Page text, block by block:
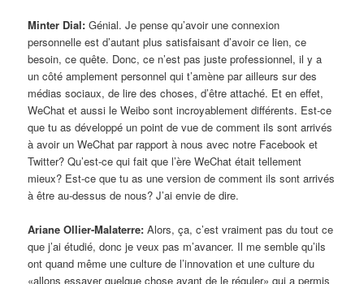
Minter Dial:Génial. Je pense qu’avoir une connexion
personnelle est d’autant plus satisfaisant d’avoir ce lien, ce
besoin, ce quête. Donc, ce n’est pas juste professionnel, il y a
un côté amplement personnel qui t’amène par ailleurs sur des
médias sociaux, de lire des choses, d’être attaché. Et en effet,
WeChat et aussi le Weibo sont incroyablement différents. Est-ce
que tu as développé un point de vue de comment ils sont arrivés
à avoir un WeChat par rapport à nous avec notre Facebook et
Twitter? Qu’est-ce qui fait que l’ère WeChat était tellement
mieux? Est-ce que tu as une version de comment ils sont arrivés
à être au-dessus de nous? J’ai envie de dire.
Ariane Ollier-Malaterre:Alors, ça, c’est vraiment pas du tout ce
que j’ai étudié, donc je veux pas m’avancer. Il me semble qu’ils
ont quand même une culture de l’innovation et une culture du
«allons essayer quelque chose avant de le réguler» qui a permis